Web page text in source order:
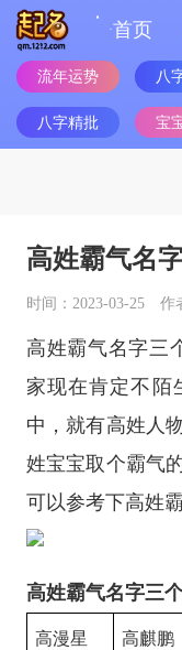
首页
流年运势 八
八字精批 宝
高姓霸气名
时间：2023-03-25 作
高姓霸气名字三
家现在肯定不陌
中，就有高姓人
姓宝宝取个霸气
可以参考下高姓
高姓霸气名字三
高漫星 高麒鹏